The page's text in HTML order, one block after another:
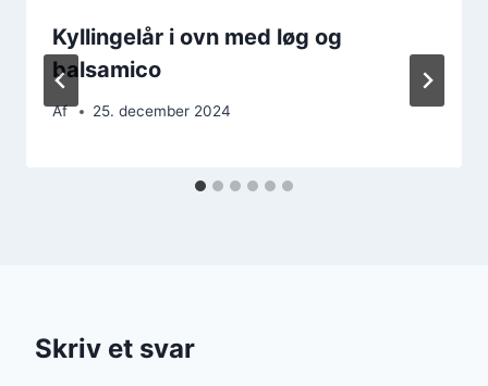
Kyllingelår i ovn med løg og
balsamico
Af 25. december 2024
Skriv et svar